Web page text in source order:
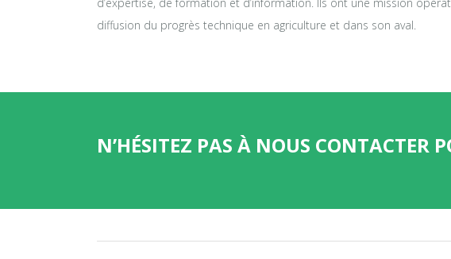
diffusion du progrès technique en agriculture et dans son aval.
N’HÉSITEZ PAS À NOUS CONTACTER